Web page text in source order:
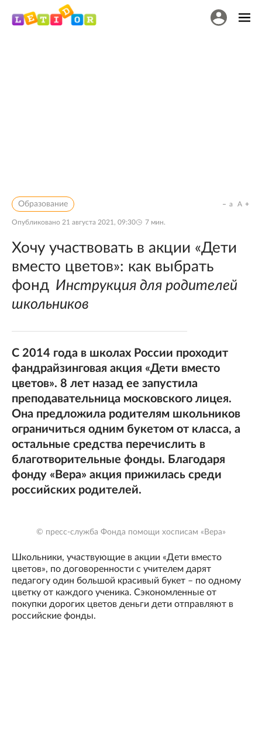
Образование
Опубликовано 21 августа 2021, 09:30 7 мин.
a A
Хочу участвовать в акции «Дети
вместо цветов»: как выбрать
фонд Инструкция для родителей
школьников
С 2014 года в школах России проходит
фандрайзинговая акция «Дети вместо
цветов». 8 лет назад ее запустила
преподавательница московского лицея.
Она предложила родителям школьников
ограничиться одним букетом от класса, а
остальные средства перечислить в
благотворительные фонды. Благодаря
фонду «Вера» акция прижилась среди
российских родителей.
© пресс-служба Фонда помощи хосписам «Вера»
Школьники, участвующие в акции «Дети вместо
цветов», по договоренности с учителем дарят
педагогу один большой красивый букет – по одному
цветку от каждого ученика. Сэкономленные от
покупки дорогих цветов деньги дети отправляют в
российские фонды.